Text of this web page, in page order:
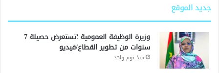
جديد الموقع
وزيرة الوظيفة العمومية ؛تستعرض حصيلة 7
سنوات من تطوير القطاع/فيديو
منذ يوم واحد